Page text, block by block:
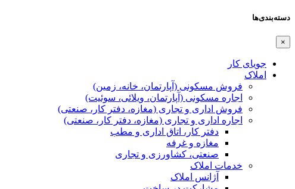
دسته‌بندی‌ها
×
جویای کار
املاک
فروش مسکونی (آپارتمان، خانه، زمین)
اجاره مسکونی (آپارتمان، ویلائی، سوئیت)
فروش اداری و تجاری (مغازه، دفتر کار، صنعتی)
اجاره اداری و تجاری (مغازه، دفتر کار، صنعتی)
دفتر کار، اتاق اداری و مطب
مغازه و غرفه
صنعتی،‌ کشاورزی و تجاری
خدمات املاک
آژانس املاک